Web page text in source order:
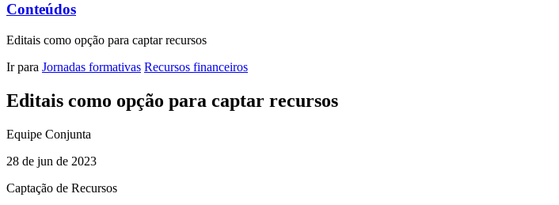
Conteúdos
Editais como opção para captar recursos
Ir para Jornadas formativas Recursos financeiros
Editais como opção para captar recursos
Equipe Conjunta
28 de jun de 2023
Captação de Recursos